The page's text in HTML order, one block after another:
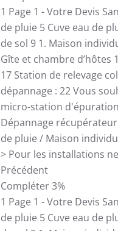
1 Page 1 - Votre Devis
de pluie 5 Cuve eau de
de sol 9 1. Maison
Gîte et chambre d’hôtes
17 Station de relevage
dépannage : 22Vous
micro-station d'épuration
Dépannage
de pluie / Maison
> Pour les installations
Précédent
Compléter3%
1 Page 1 - Votre Devis
de pluie 5 Cuve eau de